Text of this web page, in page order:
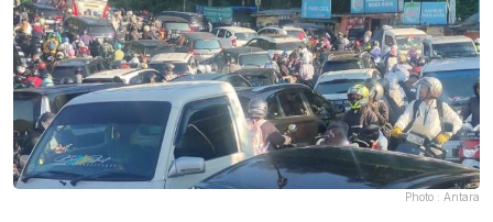
Photo : Antara